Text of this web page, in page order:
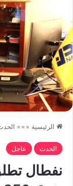
الرئيسية ===
الحدث عاجل
نفطال